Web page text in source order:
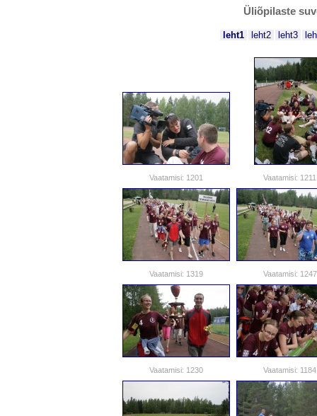
Üliõpilaste
leht1 leht2 leht3
Vaatamisi: 1201 Vaatamisi: 1211
Vaatamisi: 1319 Vaatamisi: 1247
Vaatamisi: 1230 Vaatamisi: 1184